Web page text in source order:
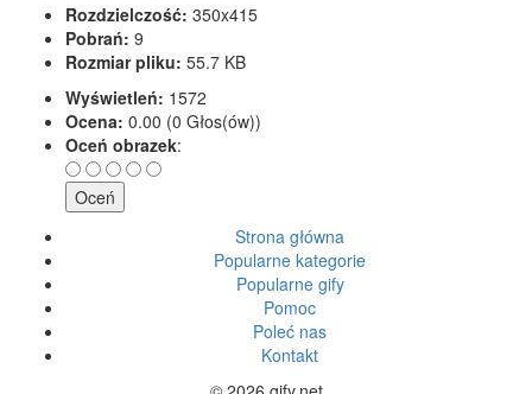
Rozdzielczość: 350x415
Pobrań: 9
Rozmiar pliku: 55.7 KB
Wyświetleń: 1572
Ocena: 0.00 (0 Głos(ów))
Oceń obrazek:
Strona główna
Popularne kategorie
Popularne gify
Pomoc
Poleć nas
Kontakt